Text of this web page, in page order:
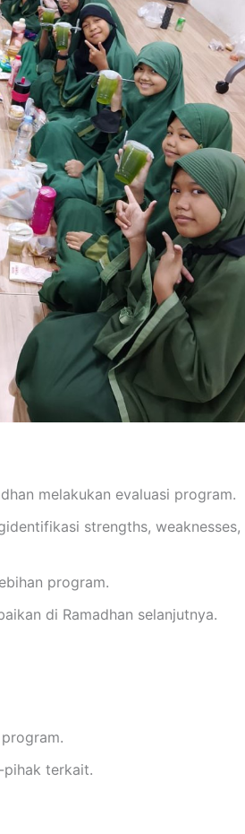
melakukan evaluasi program.
strengths, weaknesses,
program.
di Ramadhan selanjutnya.
pihak terkait.